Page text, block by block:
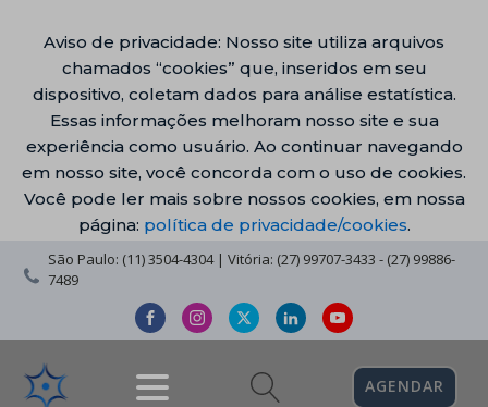
Aviso de privacidade: Nosso site utiliza arquivos
chamados “cookies” que, inseridos em seu
dispositivo, coletam dados para análise estatística.
Essas informações melhoram nosso site e sua
experiência como usuário. Ao continuar navegando
em nosso site, você concorda com o uso de cookies.
Você pode ler mais sobre nossos cookies, em nossa
página: política de privacidade/cookies.
São Paulo: (11) 3504-4304 | Vitória: (27) 99707-3433 - (27) 99886-
7489
AGENDAR